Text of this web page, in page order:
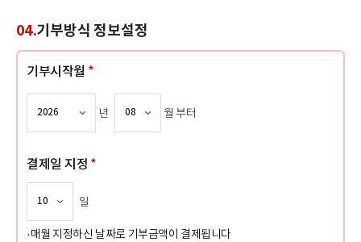
04.기부방식 정보설정
기부시작월 *
년 월 부터
결제일 지정 *
일
·매월 지정하신 날짜로 기부금액이 결제됩니다